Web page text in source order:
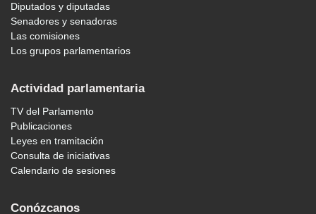
Diputados y diputadas
Senadores y senadoras
Las comisiones
Los grupos parlamentarios
Actividad parlamentaria
TV del Parlamento
Publicaciones
Leyes en tramitación
Consulta de iniciativas
Calendario de sesiones
Conózcanos